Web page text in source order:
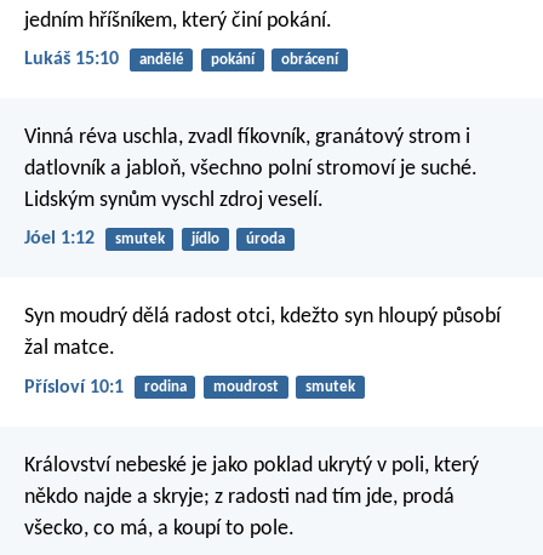
jedním hříšníkem, který činí pokání.
Lukáš 15:10 andělé pokání obrácení
Vinná réva uschla, zvadl fíkovník, granátový strom i
datlovník a jabloň, všechno polní stromoví je suché.
Lidským synům vyschl zdroj veselí.
Jóel 1:12 smutek jídlo úroda
Syn moudrý dělá radost otci, kdežto syn hloupý působí
žal matce.
Přísloví 10:1 rodina moudrost smutek
Království nebeské je jako poklad ukrytý v poli, který
někdo najde a skryje; z radosti nad tím jde, prodá
všecko, co má, a koupí to pole.